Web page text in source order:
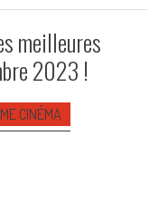
meilleures
2023 !
CINÉMA